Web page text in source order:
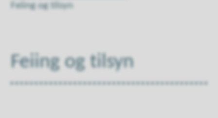
Feiing og tilsyn
Feiing og tilsyn